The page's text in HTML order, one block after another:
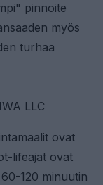
pinnoite
myös
turhaa
ovat
lifeajat ovat
120 minuutin